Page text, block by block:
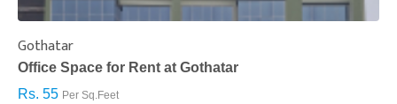
Gothatar
Office Space for Rent at Gothatar
Rs. 55 Per Sq.Feet